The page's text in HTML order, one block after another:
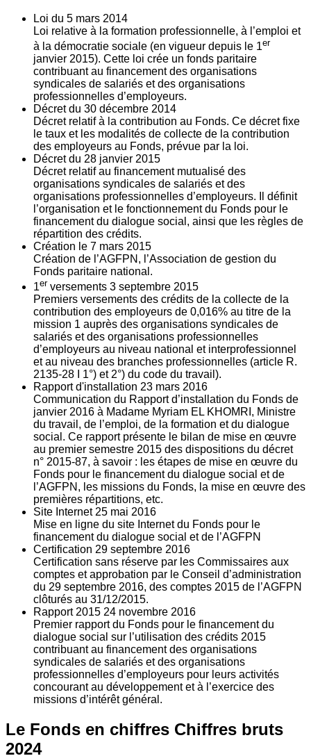
Loi du 5 mars 2014
Loi relative à la formation professionnelle, à l’emploi et
à la démocratie sociale (en vigueur depuis le 1er
janvier 2015). Cette loi crée un fonds paritaire
contribuant au financement des organisations
syndicales de salariés et des organisations
professionnelles d’employeurs.
Décret du 30 décembre 2014
Décret relatif à la contribution au Fonds. Ce décret fixe
le taux et les modalités de collecte de la contribution
des employeurs au Fonds, prévue par la loi.
Décret du 28 janvier 2015
Décret relatif au financement mutualisé des
organisations syndicales de salariés et des
organisations professionnelles d’employeurs. Il définit
l’organisation et le fonctionnement du Fonds pour le
financement du dialogue social, ainsi que les règles de
répartition des crédits.
Création le 7 mars 2015
Création de l’AGFPN, l’Association de gestion du
Fonds paritaire national.
1er versements 3 septembre 2015
Premiers versements des crédits de la collecte de la
contribution des employeurs de 0,016% au titre de la
mission 1 auprès des organisations syndicales de
salariés et des organisations professionnelles
d’employeurs au niveau national et interprofessionnel
et au niveau des branches professionnelles (article R.
2135‐28 I 1°) et 2°) du code du travail).
Rapport d'installation 23 mars 2016
Communication du Rapport d’installation du Fonds de
janvier 2016 à Madame Myriam EL KHOMRI, Ministre
du travail, de l’emploi, de la formation et du dialogue
social. Ce rapport présente le bilan de mise en œuvre
au premier semestre 2015 des dispositions du décret
n° 2015-87, à savoir : les étapes de mise en œuvre du
Fonds pour le financement du dialogue social et de
l’AGFPN, les missions du Fonds, la mise en œuvre des
premières répartitions, etc.
Site Internet 25 mai 2016
Mise en ligne du site Internet du Fonds pour le
financement du dialogue social et de l’AGFPN
Certification 29 septembre 2016
Certification sans réserve par les Commissaires aux
comptes et approbation par le Conseil d’administration
du 29 septembre 2016, des comptes 2015 de l’AGFPN
clôturés au 31/12/2015.
Rapport 2015 24 novembre 2016
Premier rapport du Fonds pour le financement du
dialogue social sur l’utilisation des crédits 2015
contribuant au financement des organisations
syndicales de salariés et des organisations
professionnelles d’employeurs pour leurs activités
concourant au développement et à l’exercice des
missions d’intérêt général.
Le Fonds en chiffres Chiffres bruts
2024